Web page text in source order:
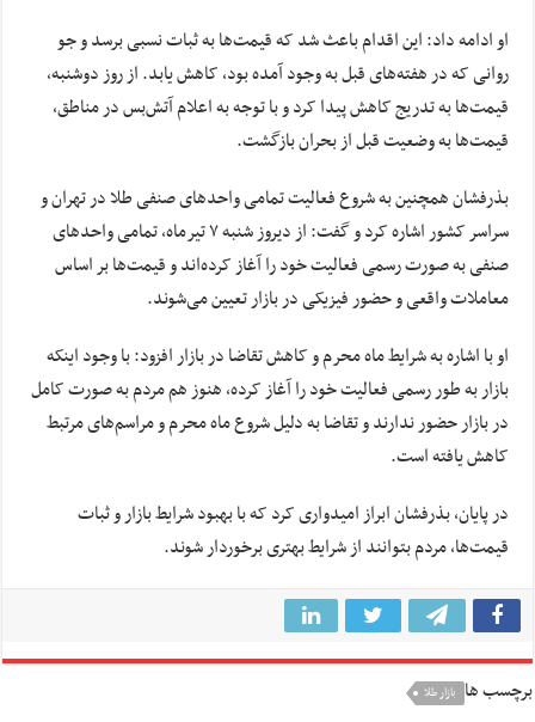
او ادامه داد: این اقدام باعث شد که قیمت‌ها به ثبات نسبی برسد و جو
روانی که در هفته‌های قبل به وجود آمده بود، کاهش یابد. از روز دوشنبه،
قیمت‌ها به تدریج کاهش پیدا کرد و با توجه به اعلام آتش‌بس در مناطق،
قیمت‌ها به وضعیت قبل از بحران بازگشت.
بذرفشان همچنین به شروع فعالیت تمامی واحد‌های صنفی طلا در تهران و
سراسر کشور اشاره کرد و گفت: از دیروز شنبه ۷ تیرماه، تمامی واحد‌های
صنفی به صورت رسمی فعالیت خود را آغاز کرده‌اند و قیمت‌ها بر اساس
معاملات واقعی و حضور فیزیکی در بازار تعیین می‌شوند.
او با اشاره به شرایط ماه محرم و کاهش تقاضا در بازار افزود: با وجود اینکه
بازار به طور رسمی فعالیت خود را آغاز کرده، هنوز هم مردم به صورت کامل
در بازار حضور ندارند و تقاضا به دلیل شروع ماه محرم و مراسم‌های مرتبط
کاهش یافته است.
در پایان، بذرفشان ابراز امیدواری کرد که با بهبود شرایط بازار و ثبات
قیمت‌ها، مردم بتوانند از شرایط بهتری برخوردار شوند.
برچسب ها بازار طلا